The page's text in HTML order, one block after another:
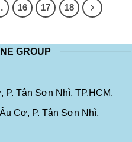
16 17 18
GROUP
P. Tân Sơn Nhì, TP.HCM.
Cơ, P. Tân Sơn Nhì,